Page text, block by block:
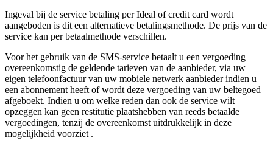
Ingeval bij de service betaling per Ideal of credit card wordt
aangeboden is dit een alternatieve betalingsmethode. De prijs van de
service kan per betaalmethode verschillen.
Voor het gebruik van de SMS-service betaalt u een vergoeding
overeenkomstig de geldende tarieven van de aanbieder, via uw
eigen telefoonfactuur van uw mobiele netwerk aanbieder indien u
een abonnement heeft of wordt deze vergoeding van uw beltegoed
afgeboekt. Indien u om welke reden dan ook de service wilt
opzeggen kan geen restitutie plaatshebben van reeds betaalde
vergoedingen, tenzij de overeenkomst uitdrukkelijk in deze
mogelijkheid voorziet .